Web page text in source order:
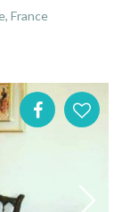
France